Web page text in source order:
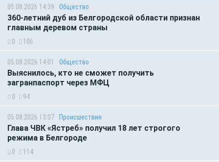
05.08.2026 14:39 Общество
360-летний дуб из Белгородской области признан
главным деревом страны
0 106
05.08.2026 14:01 Общество
Выяснилось, кто не сможет получить
загранпаспорт через МФЦ
0 94
05.08.2026 13:07 Происшествия
Глава ЧВК «Ястреб» получил 18 лет строгого
режима в Белгороде
0 114